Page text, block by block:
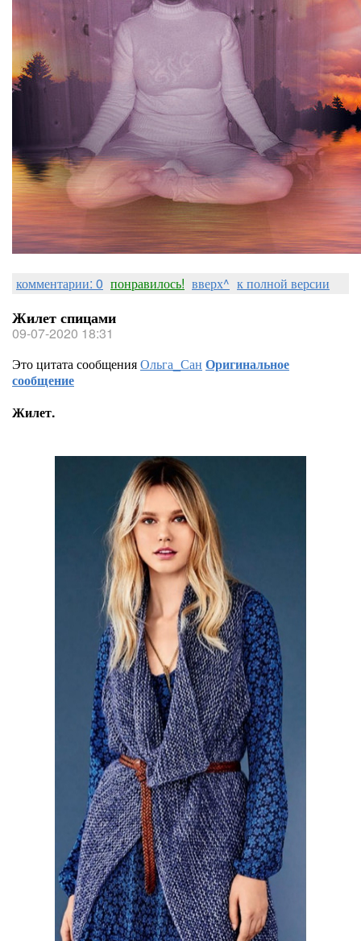
комментарии: 0 понравилось! вверх^ к полной версии
Жилет спицами
09-07-2020 18:31
Это цитата сообщенияОльга_Сан Оригинальное
сообщение
Жилет.